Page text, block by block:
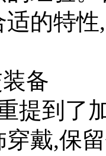
的特
备
提到了
戴,保